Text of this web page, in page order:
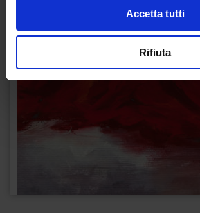
Accetta tutti
Rifiuta